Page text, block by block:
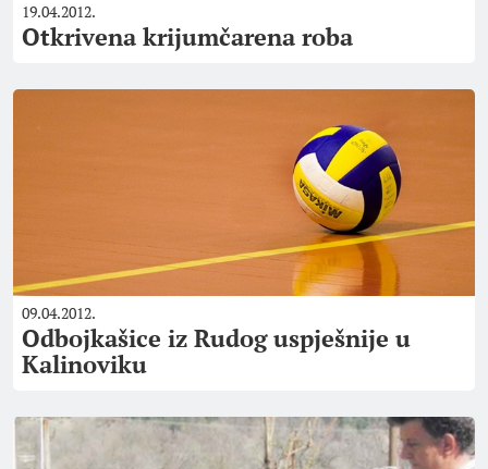
19.04.2012.
Otkrivena krijumčarena roba
09.04.2012.
Odbojkašice iz Rudog uspješnije u
Kalinoviku